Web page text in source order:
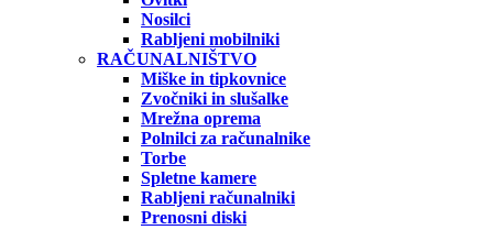
Nosilci
Rabljeni mobilniki
RAČUNALNIŠTVO
Miške in tipkovnice
Zvočniki in slušalke
Mrežna oprema
Polnilci za računalnike
Torbe
Spletne kamere
Rabljeni računalniki
Prenosni diski